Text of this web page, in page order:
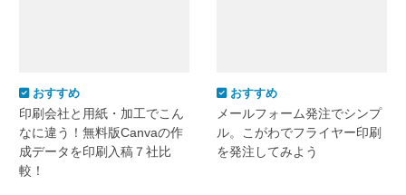
おすすめ
印刷会社と用紙・加工でこん
なに違う！無料版Canvaの作
成データを印刷入稿７社比
較！
おすすめ
メールフォーム発注でシンプ
ル。こがわでフライヤー印刷
を発注してみよう